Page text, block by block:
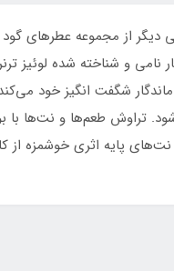
دیگر از مجموعه عطرهای
شگفت انگیز خود
تراوش طعم‌ها و نت‌ها با
پایه اثری خوشمزه از